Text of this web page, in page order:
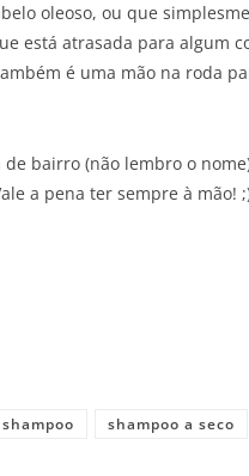
oleoso, ou que
está atrasada para algum
é uma mão na roda
bairro (não lembro o
a pena ter sempre à mão!
shampoo shampoo a seco